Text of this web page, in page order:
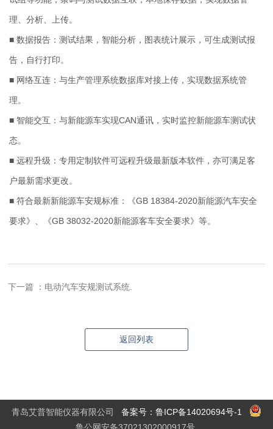
理、分析、上传。
■ 数据报告：测试结果，智能分析，图表统计展示，可生成测试报
告，自行打印。
■ 网络互连：与生产管理系统数据库对接上传，实现数据系统管
理。
■ 智能交互：与新能源车实现CAN通讯，实时监控新能源车测试状
态。
■ 远程升级：专用定制软件可远程升级最新版本软件，亦可满足客
户最新需求更改。
■ 符合最新新能源车安规标准：《GB 18384-2020新能源汽车安全
要求》、《GB 38032-2020新能源客车安全要求》等。
下一篇 ：电动汽车安规测试系统.
返回列表
青岛艾普智能仪器有限公司 备案号：鲁ICP备14020694号-1